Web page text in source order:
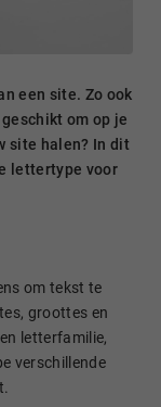
een site. Zo ook
om op je
site halen? In dit
lettertype voor
om tekst te
groottes en
letterfamilie,
verschillende